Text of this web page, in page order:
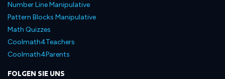
Number Line Manipulative
Pattern Blocks Manipulative
Math Quizzes
Coolmath4Teachers
Coolmath4Parents
FOLGEN SIE UNS